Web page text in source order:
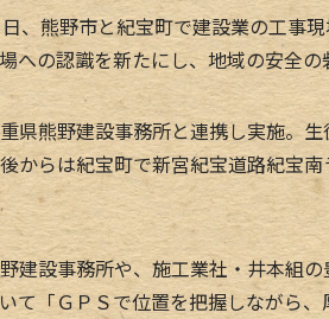
、熊野市と紀宝町で建設業の工事
への認識を新たにし、地域の安全の
熊野建設事務所と連携し実施。
からは紀宝町で新宮紀宝道路紀宝
設事務所や、施工業社・井本組の
て「ＧＰＳで位置を把握しながら